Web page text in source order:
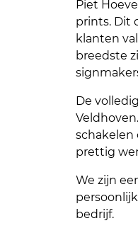
Piet
prints. Dit
klanten
breedste
De
schakelen
prettig
We zijn
bedrijf.